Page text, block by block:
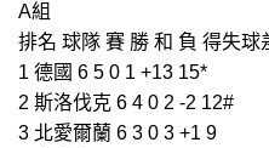
A組
排名 球隊 賽 勝 和 負 得失球
1 德國 6 5 0 1 +13 15*
2 斯洛伐克 6 4 0 2 -2 12#
3 北愛爾蘭 6 3 0 3 +1 9